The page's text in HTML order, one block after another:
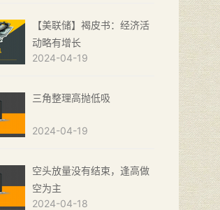
【美联储】褐皮书：经济活
动略有增长
2024-04-19
三角整理高抛低吸
2024-04-19
空头放量没有结束，逢高做
空为主
2024-04-18